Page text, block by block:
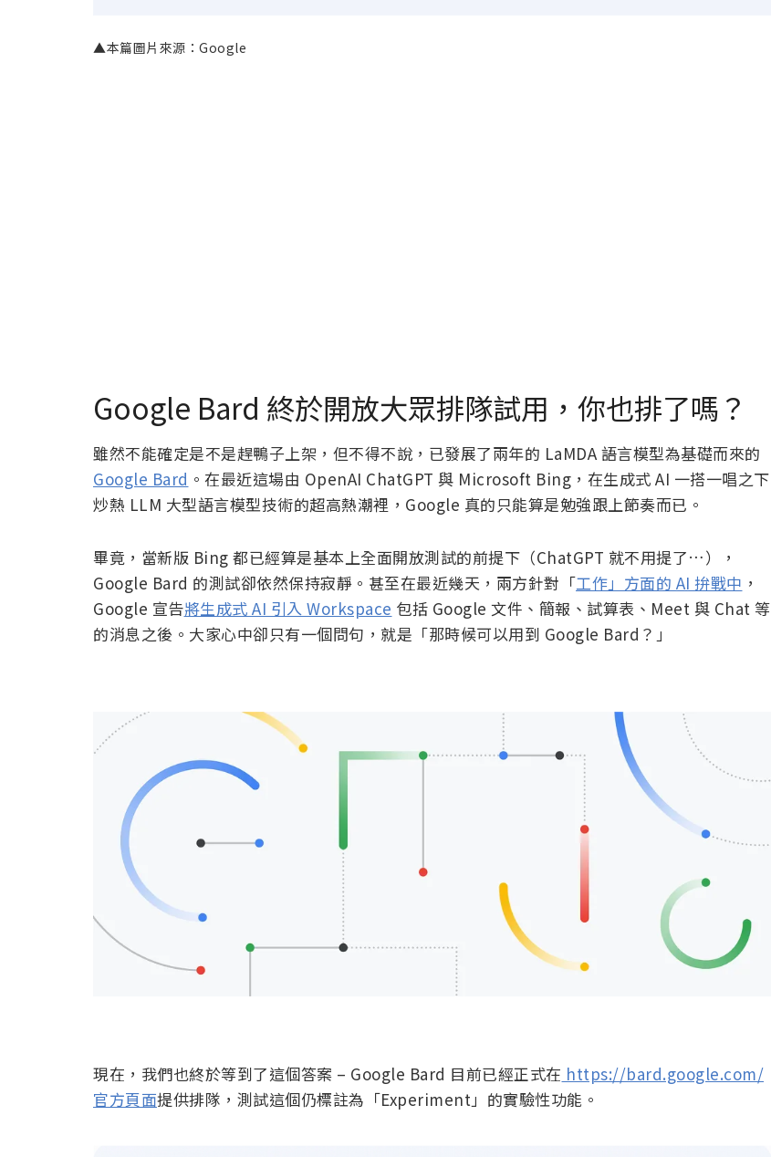
▲本篇圖片來源：Google
Google Bard 終於開放大眾排隊試用，你也排了嗎？
雖然不能確定是不是趕鴨子上架，但不得不說，已發展了兩年的 LaMDA 語言模型為基礎而來的
Google Bard 。在最近這場由 OpenAI ChatGPT 與 Microsoft Bing，在生成式 AI 一搭一唱之下
炒熱 LLM 大型語言模型技術的超高熱潮裡，Google 真的只能算是勉強跟上節奏而已。
畢竟，當新版 Bing 都已經算是基本上全面開放測試的前提下（ChatGPT 就不用提了…），
Google Bard 的測試卻依然保持寂靜。甚至在最近幾天，兩方針對「工作」方面的 AI 拚戰中 ，
Google 宣告將生成式 AI 引入 Workspace 包括 Google 文件、簡報、試算表、Meet 與 Chat 等
的消息之後。大家心中卻只有一個問句，就是「那時候可以用到 Google Bard？」
現在，我們也終於等到了這個答案 – Google Bard 目前已經正式在 https://bard.google.com/
官方頁面提供排隊，測試這個仍標註為「Experiment」的實驗性功能。